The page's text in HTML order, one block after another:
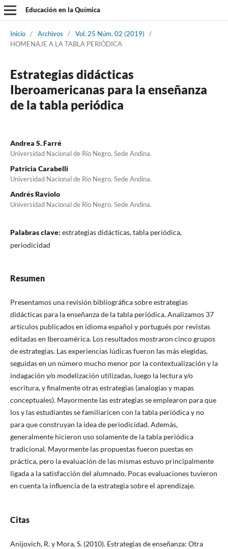
Educación en la Química
Inicio / Archivos / Vol. 25 Núm. 02 (2019)
/
HOMENAJE A LA TABLA PERIÓDICA
Estrategias didácticas
Iberoamericanas para la enseñanza
de la tabla periódica
Andrea S. Farré
Universidad Nacional de Río Negro. Sede Andina.
Patricia Carabelli
Universidad Nacional de Río Negro. Sede Andina.
Andrés Raviolo
Universidad Nacional de Río Negro. Sede Andina.
Palabras clave: estrategias didácticas, tabla periódica,
periodicidad
Resumen
Presentamos una revisión bibliográfica sobre estrategias
didácticas para la enseñanza de la tabla periódica. Analizamos 37
artículos publicados en idioma español y portugués por revistas
editadas en Iberoamérica. Los resultados mostraron cinco grupos
de estrategias. Las experiencias lúdicas fueron las más elegidas,
seguidas en un número mucho menor por la contextualización y la
indagación y/o modelización utilizadas, luego la lectura y/o
escritura, y finalmente otras estrategias (analogías y mapas
conceptuales). Mayormente las estrategias se emplearon para que
los y las estudiantes se familiaricen con la tabla periódica y no
para que construyan la idea de periodicidad. Además,
generalmente hicieron uso solamente de la tabla periódica
tradicional. Mayormente las propuestas fueron puestas en
práctica, pero la evaluación de las mismas estuvo principalmente
ligada a la satisfacción del alumnado. Pocas evaluaciones tuvieron
en cuenta la inﬂuencia de la estrategia sobre el aprendizaje.
Citas
Anijovich, R. y Mora, S. (2010). Estrategias de enseñanza: Otra